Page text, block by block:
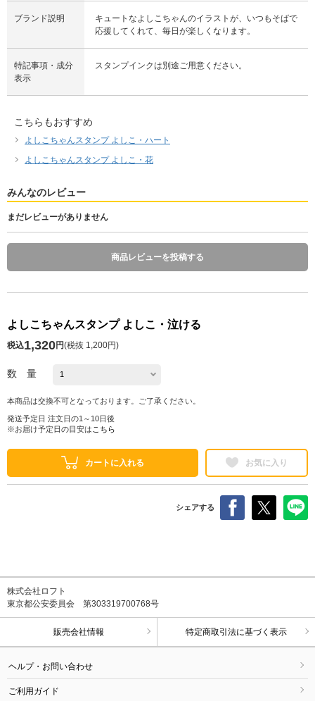
ブランド説明
キュートなよしこちゃんのイラストが、いつもそばで
応援してくれて、毎日が楽しくなります。
特記事項・成分
表示
スタンプインクは別途ご用意ください。
こちらもおすすめ
よしこちゃんスタンプ よしこ・ハート
よしこちゃんスタンプ よしこ・花
みんなのレビュー
まだレビューがありません
商品レビューを投稿する
よしこちゃんスタンプ よしこ・泣ける
税込1,320円(税抜 1,200円)
数 量
本商品は交換不可となっております。ご了承ください。
発送予定日 注文日の1～10日後
※お届け予定日の目安は こちら
カートに入れる お気に入り
シェアする
株式会社ロフト
東京都公安委員会 第303319700768号
販売会社情報 特定商取引法に基づく表示
ヘルプ・お問い合わせ
ご利用ガイド